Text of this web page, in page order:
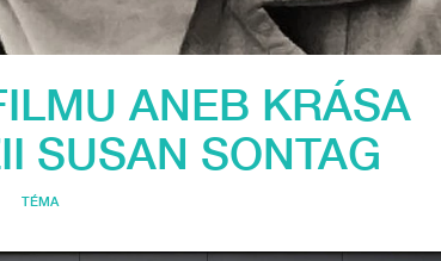
ANEB KRÁSA
SUSAN SONTAG
TÉMA